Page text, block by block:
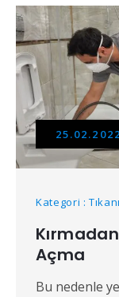
25.02.2022
Kategori :
Açma
Bu nedenle